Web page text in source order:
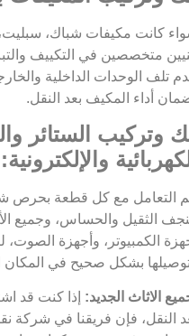
كانت مكيفات شباك،
متخصصين في التكييف
تلف الوحدات الداخلية
أداء المكيف بعد النقل.
وتركيب الستائر
والإلكترونية:
التعامل مع كل قطعة بحرص
الثقيل والحساس، وجميع
الكمبيوتر، وأجهزة
بشكل صحيح في المكان
الاثاث الجديد: إذا كنت قد
النقل، فإن فريقنا في شركة